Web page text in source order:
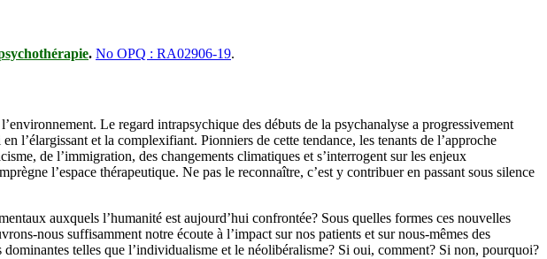
. No OPQ : RA02906-19.
Le regard intrapsychique des débuts de la psychanalyse a progressivement
l’élargissant et la complexifiant. Pionniers de cette tendance, les tenants de l’approche
de l’immigration, des changements climatiques et s’interrogent sur les enjeux
l’espace thérapeutique. Ne pas le reconnaître, c’est y contribuer en passant sous silence
auxquels l’humanité est aujourd’hui confrontée? Sous quelles formes ces nouvelles
nous suffisamment notre écoute à l’impact sur nos patients et sur nous-mêmes des
telles que l’individualisme et le néolibéralisme? Si oui, comment? Si non, pourquoi?